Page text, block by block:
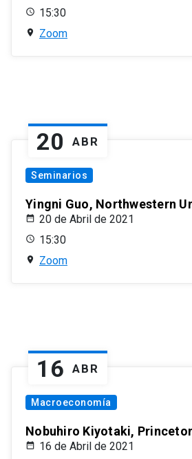
15:30
Zoom
20 ABR
Seminarios
Yingni Guo, Northwestern
20 de Abril de 2021
15:30
Zoom
16 ABR
Macroeconomía
Nobuhiro Kiyotaki,
16 de Abril de 2021